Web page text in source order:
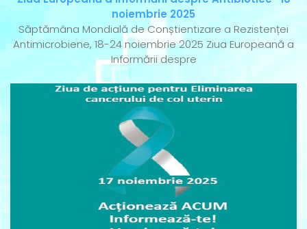
noiembrie 2025
Săptămâna Mondială de Conștientizare a Rezistenței
Antimicrobiene, 18-24 noiembrie 2025 Ziua Europeană a
Informării despre